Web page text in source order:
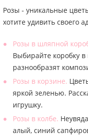
Розы - уникальные
хотите удивить своего
Розы в шляпной
Выбирайте коробку
разнообразят
Розы в корзине.
яркой зеленью.
игрушку.
Розы в колбе.
алый, синий